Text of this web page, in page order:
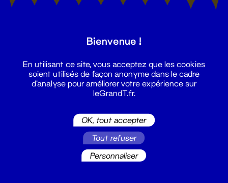
billetterie@leGrandT.fr
Bienvenue !
En utilisant ce site, vous acceptez que les cookies
soient utilisés de façon anonyme dans le cadre
d'analyse pour améliorer votre expérience sur
leGrandT.fr.
OK, tout accepter
Tout refuser
Personnaliser